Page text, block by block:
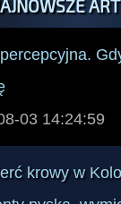
03 14:24:59
krowy w